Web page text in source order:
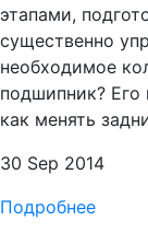
этапами,
существенно
необходимое
подшипник?
как менять
30 Sep 2014
Подробнее